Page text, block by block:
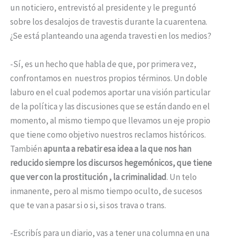
un noticiero, entrevistó al presidente y le preguntó
sobre los desalojos de travestis durante la cuarentena.
¿Se está planteando una agenda travesti en los medios?
-Sí, es un hecho que habla de que, por primera vez,
confrontamos en nuestros propios términos. Un doble
laburo en el cual podemos aportar una visión particular
de la política y las discusiones que se están dando en el
momento, al mismo tiempo que llevamos un eje propio
que tiene como objetivo nuestros reclamos históricos.
Tambiénapunta a rebatir esa idea a la que nos han
reducido siempre los discursos hegemónicos, que tiene
que ver con la prostitución , la criminalidad. Un telo
inmanente, pero al mismo tiempo oculto, de sucesos
que te van a pasar si o si, si sos trava o trans.
-Escribís para un diario, vas a tener una columna en una